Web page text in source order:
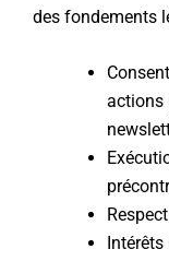
des fondements
actions